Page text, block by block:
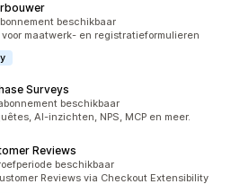
beschikbaar
maatwerk- en registratieformulieren
Surveys
beschikbaar
AI-inzichten, NPS, MCP en meer.
Reviews
beschikbaar
Reviews via Checkout Extensibility